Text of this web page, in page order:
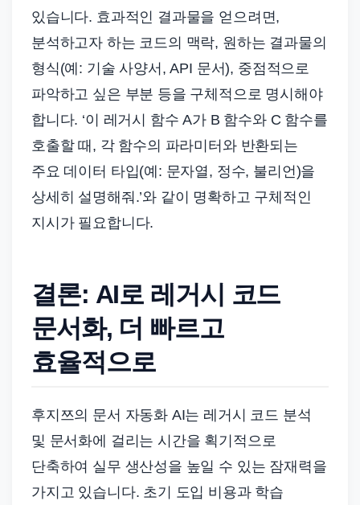
있습니다. 효과적인 결과물을 얻으려면,
분석하고자 하는 코드의 맥락, 원하는 결과물의
형식(예: 기술 사양서, API 문서), 중점적으로
파악하고 싶은 부분 등을 구체적으로 명시해야
합니다. ‘이 레거시 함수 A가 B 함수와 C 함수를
호출할 때, 각 함수의 파라미터와 반환되는
주요 데이터 타입(예: 문자열, 정수, 불리언)을
상세히 설명해줘.’와 같이 명확하고 구체적인
지시가 필요합니다.
결론: AI로 레거시 코드
문서화, 더 빠르고
효율적으로
후지쯔의 문서 자동화 AI는 레거시 코드 분석
및 문서화에 걸리는 시간을 획기적으로
단축하여 실무 생산성을 높일 수 있는 잠재력을
가지고 있습니다. 초기 도입 비용과 학습